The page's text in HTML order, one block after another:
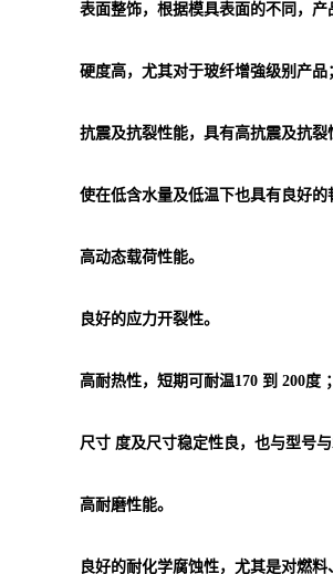
表面整饰，根据模具表面的不同，产
硬度高，尤其对于玻纤增強级别产品
抗震及抗裂性能，具有高抗震及抗
使在低含水量及低温下也具有良好的
高动态载荷性能。
良好的应力开裂性。
高耐热性，短期可耐温170 到 200度
尺寸 度及尺寸稳定性良，也与型号与
高耐磨性能。
良好的耐化学腐蚀性，尤其是对燃料